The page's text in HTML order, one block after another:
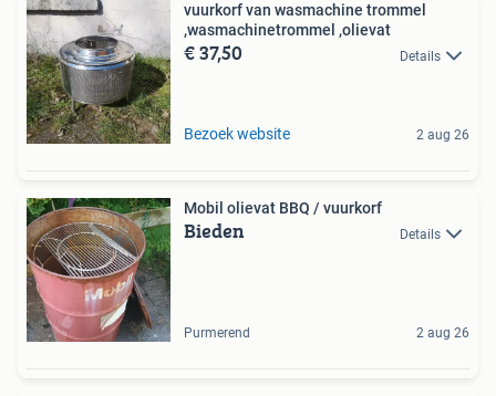
vuurkorf van wasmachine trommel
,wasmachinetrommel ,olievat
€ 37,50 Details
Bezoek website 2 aug 26
Mobil olievat BBQ / vuurkorf
Bieden Details
Purmerend 2 aug 26